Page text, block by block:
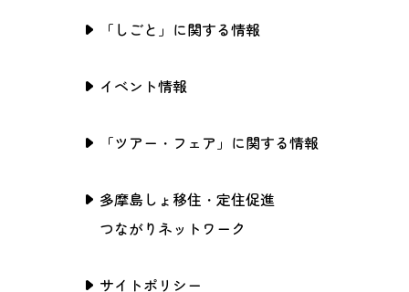
「しごと」に関する情報
イベント情報
「ツアー・フェア」に関する情報
多摩島しょ移住・定住促進
つながりネットワーク
サイトポリシー